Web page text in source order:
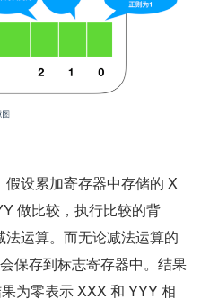
设累加寄存器中存储的 X
做比较，执行比较的背
运算。而无论减法运算的
保存到标志寄存器中。结果
为零表示 XXX 和 YYY 相